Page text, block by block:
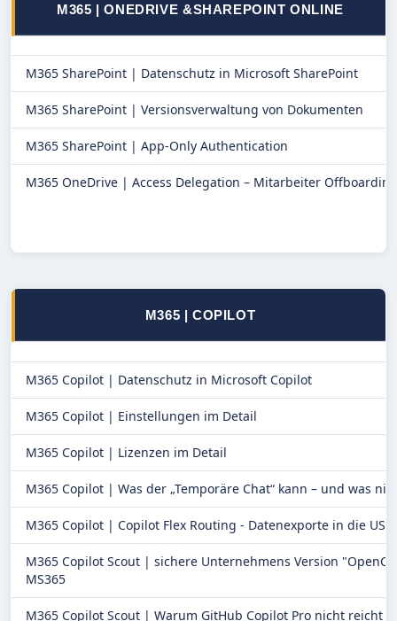
M365 | ONEDRIVE &SHAREPOINT ONLINE
M365 SharePoint | Datenschutz in Microsoft SharePoint
M365 SharePoint | Versionsverwaltung von Dokumenten
M365 SharePoint | App-Only Authentication
M365 OneDrive | Access Delegation – Mitarbeiter Offboarding
M365 | COPILOT
M365 Copilot | Datenschutz in Microsoft Copilot
M365 Copilot | Einstellungen im Detail
M365 Copilot | Lizenzen im Detail
M365 Copilot | Was der „Temporäre Chat“ kann – und was
M365 Copilot | Copilot Flex Routing - Datenexporte in die
M365 Copilot Scout | sichere Unternehmens Version
MS365
M365 Copilot Scout | Warum GitHub Copilot Pro nicht reicht